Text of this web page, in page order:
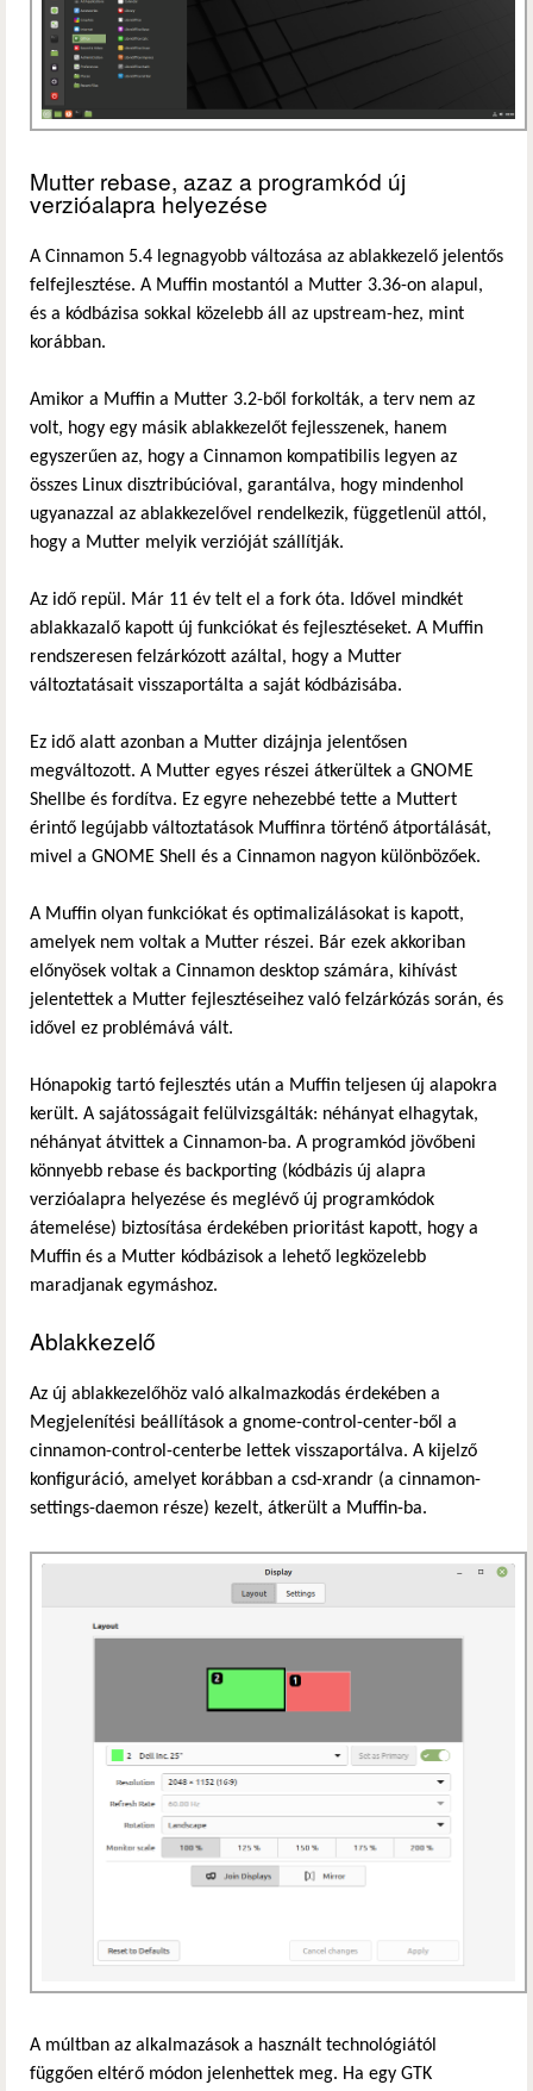
Mutter rebase, azaz a programkód új
verzióalapra helyezése
A Cinnamon 5.4 legnagyobb változása az ablakkezelő jelentős
felfejlesztése. A Muffin mostantól a Mutter 3.36-on alapul,
és a kódbázisa sokkal közelebb áll az upstream-hez, mint
korábban.
Amikor a Muffin a Mutter 3.2-ből forkolták, a terv nem az
volt, hogy egy másik ablakkezelőt fejlesszenek, hanem
egyszerűen az, hogy a Cinnamon kompatibilis legyen az
összes Linux disztribúcióval, garantálva, hogy mindenhol
ugyanazzal az ablakkezelővel rendelkezik, függetlenül attól,
hogy a Mutter melyik verzióját szállítják.
Az idő repül. Már 11 év telt el a fork óta. Idővel mindkét
ablakkazalő kapott új funkciókat és fejlesztéseket. A Muffin
rendszeresen felzárkózott azáltal, hogy a Mutter
változtatásait visszaportálta a saját kódbázisába.
Ez idő alatt azonban a Mutter dizájnja jelentősen
megváltozott. A Mutter egyes részei átkerültek a GNOME
Shellbe és fordítva. Ez egyre nehezebbé tette a Muttert
érintő legújabb változtatások Muffinra történő átportálását,
mivel a GNOME Shell és a Cinnamon nagyon különbözőek.
A Muffin olyan funkciókat és optimalizálásokat is kapott,
amelyek nem voltak a Mutter részei. Bár ezek akkoriban
előnyösek voltak a Cinnamon desktop számára, kihívást
jelentettek a Mutter fejlesztéseihez való felzárkózás során, és
idővel ez problémává vált.
Hónapokig tartó fejlesztés után a Muffin teljesen új alapokra
került. A sajátosságait felülvizsgálták: néhányat elhagytak,
néhányat átvittek a Cinnamon-ba. A programkód jövőbeni
könnyebb rebase és backporting (kódbázis új alapra
verzióalapra helyezése és meglévő új programkódok
átemelése) biztosítása érdekében prioritást kapott, hogy a
Muffin és a Mutter kódbázisok a lehető legközelebb
maradjanak egymáshoz.
Ablakkezelő
Az új ablakkezelőhöz való alkalmazkodás érdekében a
Megjelenítési beállítások a gnome-control-center-ből a
cinnamon-control-centerbe lettek visszaportálva. A kijelző
konfiguráció, amelyet korábban a csd-xrandr (a cinnamon-
settings-daemon része) kezelt, átkerült a Muffin-ba.
A múltban az alkalmazások a használt technológiától
függően eltérő módon jelenhettek meg. Ha egy GTK